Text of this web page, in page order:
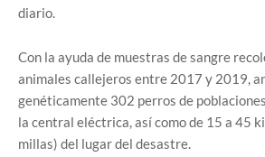
diario.
Con la ayuda de muestras de sangre
animales callejeros entre 2017 y 2019,
genéticamente 302 perros de
la central eléctrica, así como de 15 a 45
millas) del lugar del desastre.